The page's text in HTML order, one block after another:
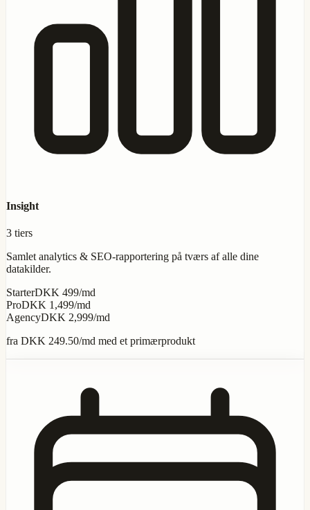
Insight
3 tiers
Samlet analytics & SEO-rapportering på tværs af alle dine
datakilder.
StarterDKK 499/md
ProDKK 1,499/md
AgencyDKK 2,999/md
fra DKK 249.50/md med et primærprodukt